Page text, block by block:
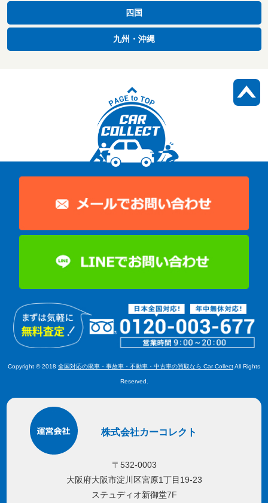
四国
九州・沖縄
Copyright © 2018 全国対応の廃車・事故車・不動車・中古車の買取なら Car CollectAll Rights
Reserved.
株式会社カーコレクト
〒532-0003
大阪府大阪市淀川区宮原1丁目19-23
ステュディオ新御堂7F